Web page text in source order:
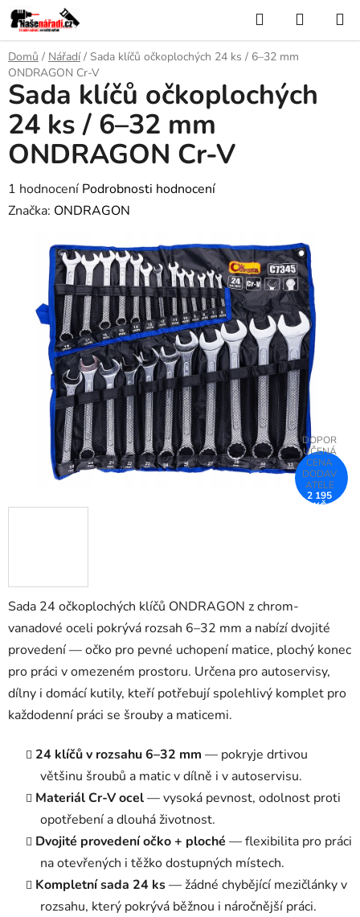
Přejít
na
obsah
Hledat
KOŠÍK
Domů / Nářadí / Sada klíčů očkoplochých 24 ks / 6–32 mm
ONDRAGON Cr-V
Sada 24 očkoplochých klíčů ONDRAGON z chrom-
vanadové oceli pokrývá rozsah 6–32 mm a nabízí dvojité
provedení — očko pro pevné uchopení matice, plochý konec
pro práci v omezeném prostoru. Určena pro autoservisy,
dílny i domácí kutily, kteří potřebují spolehlivý komplet pro
každodenní práci se šrouby a maticemi.
24 klíčů v rozsahu 6–32 mm — pokryje drtivou
většinu šroubů a matic v dílně i v autoservisu.
Materiál Cr-V ocel— vysoká pevnost, odolnost proti
opotřebení a dlouhá životnost.
Dvojité provedení očko + ploché — flexibilita pro práci
na otevřených i těžko dostupných místech.
Kompletní sada 24 ks— žádné chybějící mezičlánky v
rozsahu, který pokrývá běžnou i náročnější práci.
Sada klíčů očkoplochých
24 ks / 6–32 mm
ONDRAGON Cr-V
Průměrné
hodnocení
hvězdiček.
1 hodnocení Podrobnosti hodnocení
Značka: ONDRAGON
2 195
KČ